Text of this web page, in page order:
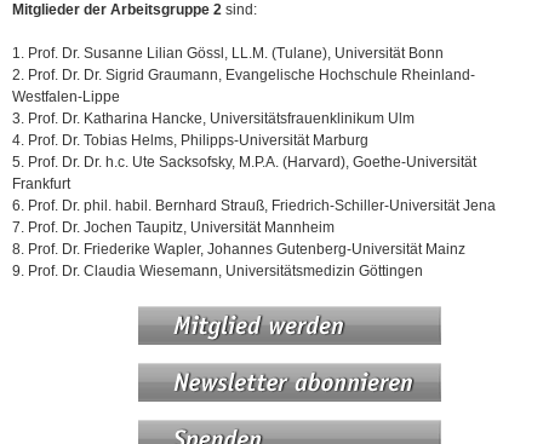
Mitglieder der Arbeitsgruppe 2 sind:
1. Prof. Dr. Susanne Lilian Gössl, LL.M. (Tulane), Universität Bonn
2. Prof. Dr. Dr. Sigrid Graumann, Evangelische Hochschule Rheinland-
Westfalen-Lippe
3. Prof. Dr. Katharina Hancke, Universitätsfrauenklinikum Ulm
4. Prof. Dr. Tobias Helms, Philipps-Universität Marburg
5. Prof. Dr. Dr. h.c. Ute Sacksofsky, M.P.A. (Harvard), Goethe-Universität
Frankfurt
6. Prof. Dr. phil. habil. Bernhard Strauß, Friedrich-Schiller-Universität Jena
7. Prof. Dr. Jochen Taupitz, Universität Mannheim
8. Prof. Dr. Friederike Wapler, Johannes Gutenberg-Universität Mainz
9. Prof. Dr. Claudia Wiesemann, Universitätsmedizin Göttingen